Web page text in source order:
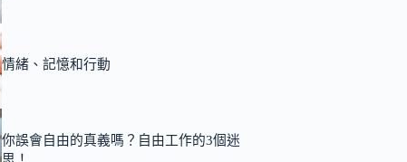
情緒、記憶和行動
你誤會自由的真義嗎？自由工作的3個迷